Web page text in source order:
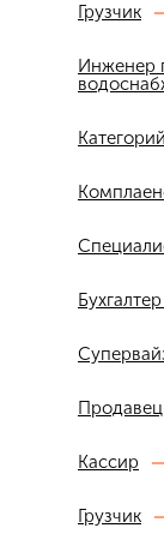
Грузчик
Инженер
Кассир
Грузчик